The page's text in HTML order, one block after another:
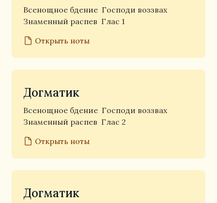
Всенощное бдение Господи воззвах
Знаменный распев Глас 1
Открыть ноты
Догматик
Всенощное бдение Господи воззвах
Знаменный распев Глас 2
Открыть ноты
Догматик